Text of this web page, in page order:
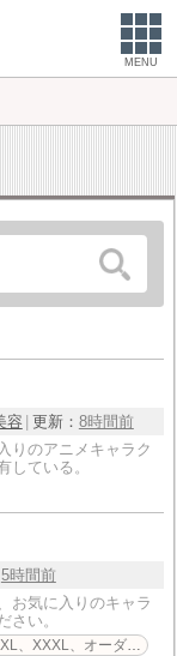
MENU
容 更新： 8時間前
りのアニメキャラク
している。
5時間前
お気に入りのキャラ
さい。
対応。発送予定は加工に7～15営業